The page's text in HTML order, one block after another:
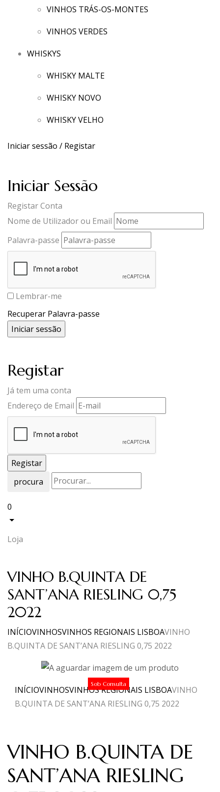
VINHOS TRÁS-OS-MONTES
VINHOS VERDES
WHISKYS
WHISKY MALTE
WHISKY NOVO
WHISKY VELHO
Iniciar sessão / Registar
Iniciar Sessão
Registar Conta
Nome de Utilizador ou Email
Palavra-passe
Lembrar-me
Recuperar Palavra-passe
Registar
Já tem uma conta
Endereço de Email
procura
0
Loja
VINHO B.QUINTA DE
SANT’ANA RIESLING 0,75
2022
INÍCIOVINHOSVINHOS REGIONAIS LISBOAVINHO
B.QUINTA DE SANT’ANA RIESLING 0,75 2022
Sob Consulta
INÍCIOVINHOSVINHOS REGIONAIS LISBOAVINHO
B.QUINTA DE SANT’ANA RIESLING 0,75 2022
VINHO B.QUINTA DE
SANT’ANA RIESLING